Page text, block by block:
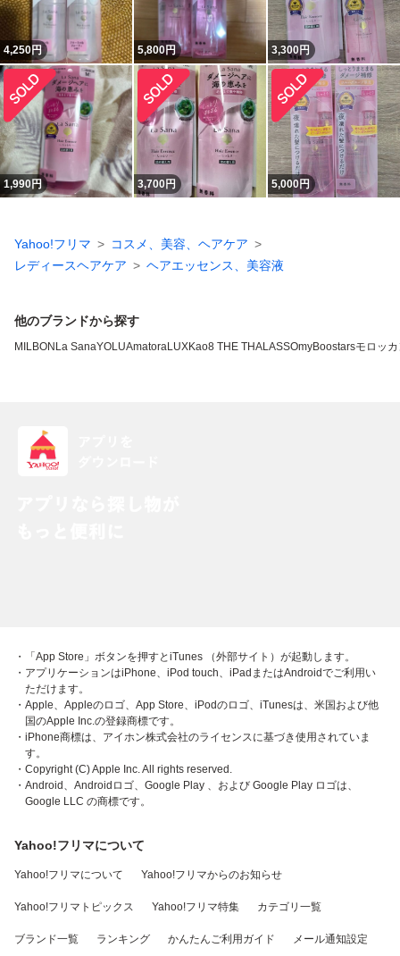
4,250円 5,800円 3,300円
1,990 円 3,700円 5,000円
Yahoo!フリマ
コスメ、美容、ヘアケア
レディースヘアケア
ヘアエッセンス、美容液
他のブランドから探す
MILBON La SanaYOLUAmatoraLUXKao8 THE THALASSOmyBoostarsモロッ
・「App Store」ボタンを押すとiTunes （外部サイト）が起動します。
・アプリケーションはiPhone、iPod touch、iPadまたはAndroidでご利用い
ただけます。
・Apple、Appleのロゴ、App Store、iPodのロゴ、iTunesは、米国および他
国のApple Inc.の登録商標です。
・iPhone商標は、アイホン株式会社のライセンスに基づき使用されていま
す。
・Copyright (C) Apple Inc. All rights reserved.
・Android、Androidロゴ、Google Play 、および Google Play ロゴは、
Google LLC の商標です。
Yahoo!フリマについて
Yahoo!フリマについて Yahoo!フリマからのお知らせ
Yahoo!フリマトピックス Yahoo!フリマ特集 カテゴリ一覧
ブランド一覧 ランキング かんたんご利用ガイド メール通知設定